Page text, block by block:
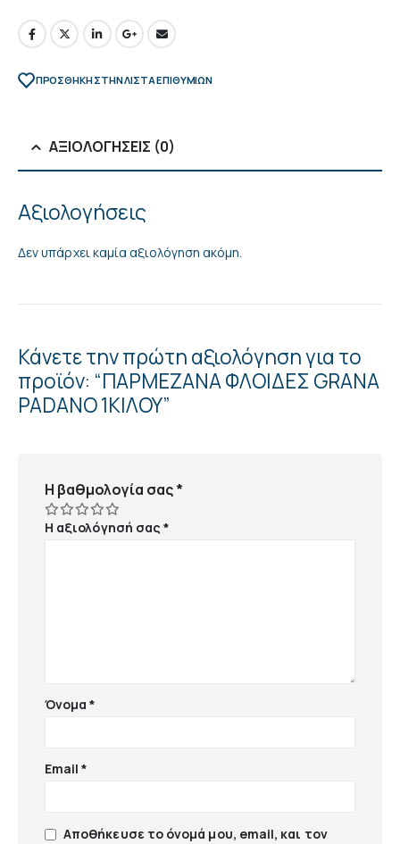
ΠΡΌΣΘΉΚΗ ΣΤΗΝ ΛΊΣΤΑ ΕΠΙΘΥΜΙΏΝ
ΑΞΙΟΛΟΓΉΣΕΙΣ (0)
Αξιολογήσεις
Δεν υπάρχει καμία αξιολόγηση ακόμη.
Κάνετε την πρώτη αξιολόγηση για το
προϊόν: “ΠΑΡΜΕΖΑΝΑ ΦΛΟΙΔΕΣ GRANA
PADANO 1ΚΙΛΟΥ”
Η βαθμολογία σας*
Η αξιολόγησή σας*
Όνομα*
Email*
Αποθήκευσε το όνομά μου, email, και τον